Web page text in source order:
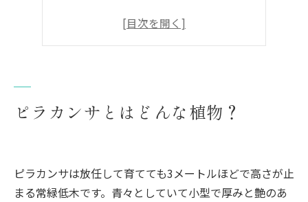
ピラカンサとはどんな植物？
ピラカンサは放任して育てても3メートルほどで高さが止
まる常緑低木です。青々としていて小型で厚みと艶のあ